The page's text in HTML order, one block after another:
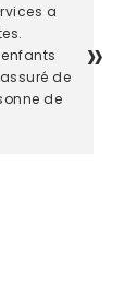
a
de
de